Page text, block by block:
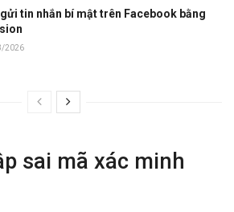
tin nhắn bí mật trên Facebook bằng
2026
sai mã xác minh